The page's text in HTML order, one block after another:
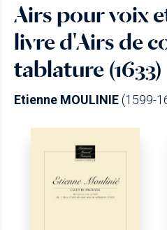
Airs pour voix
livre d'Airs de
tablature (1633)
Etienne MOULINIE(1599-